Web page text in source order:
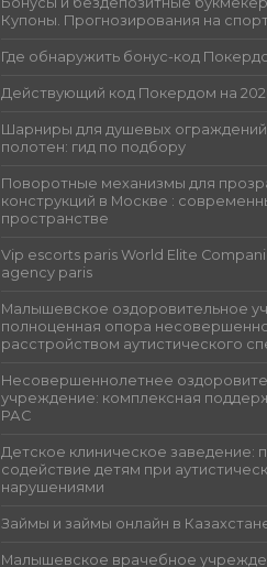
Купоны. Прогнозирования на
Где обнаружить бонус-код
Действующий код Покердом на
Шарниры для душевых ограждений
полотен: гид по подбору
Поворотные механизмы для
конструкций в Москве :
пространстве
Vip escorts paris World Elite
agency paris
Малышевское оздоровительное
полноценная опора
расстройством аутистического
Несовершеннолетнее
учреждение: комплексная
РАС
Детское клиническое заведение:
содействие детям при
нарушениями
Займы и займы онлайн в
Малышевское врачебное